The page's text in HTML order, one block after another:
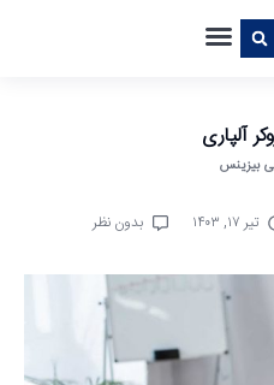
آلپاری
بیزینس
تیر ۱۷, ۱۴۰۳ بدون نظر